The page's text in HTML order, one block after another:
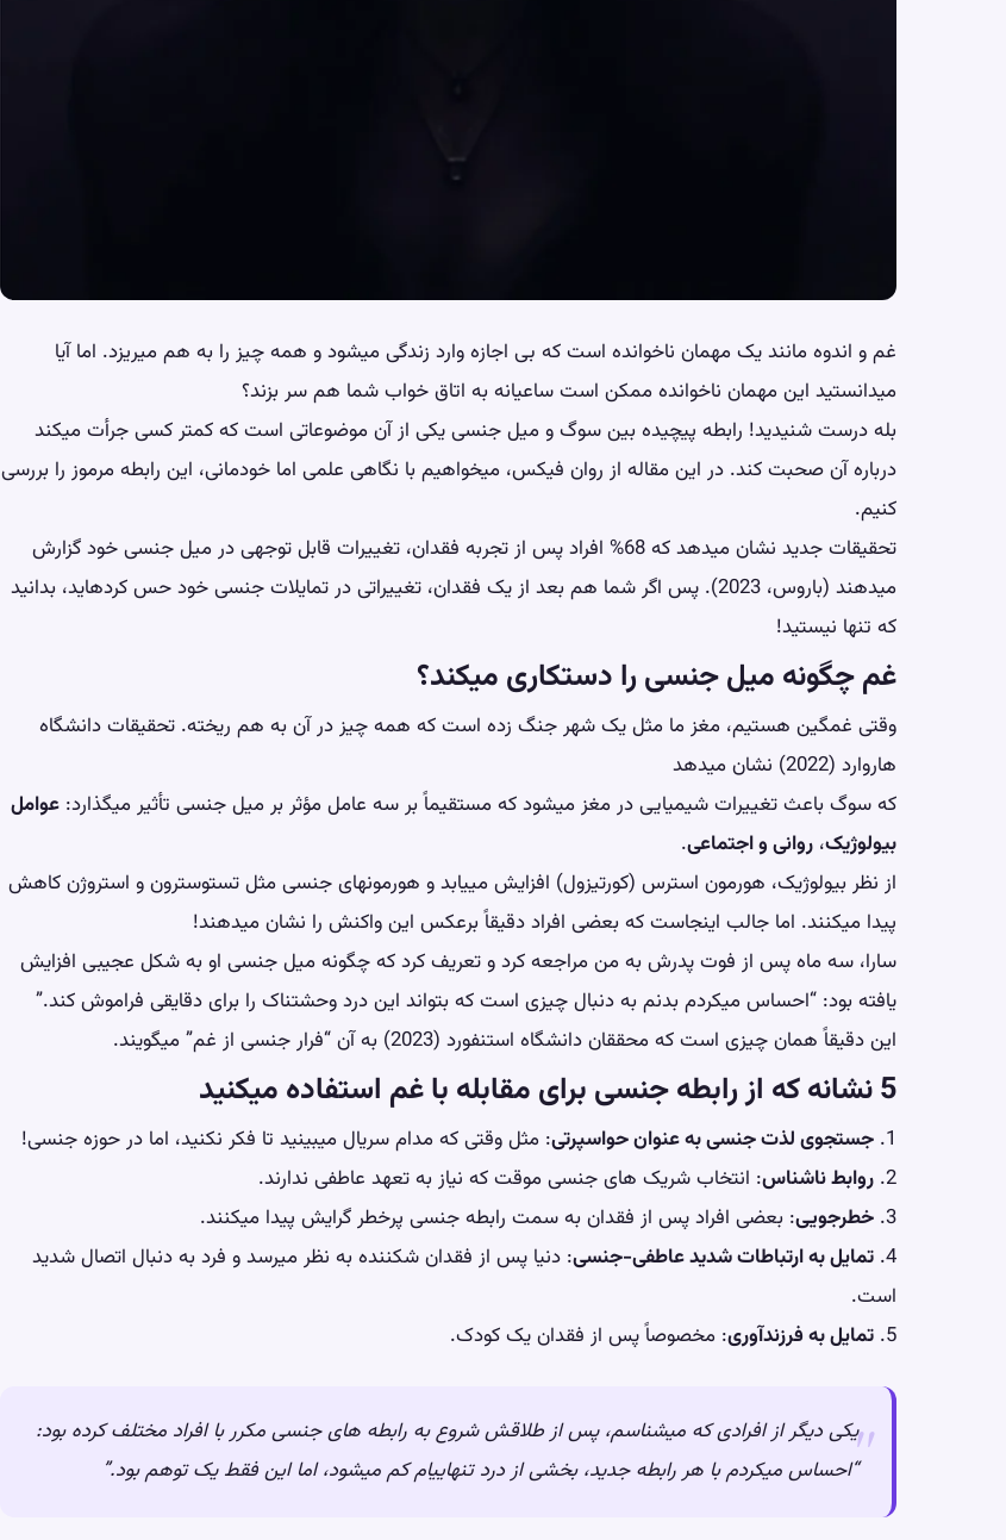
غم و اندوه مانند یک مهمان ناخوانده است که بی اجازه وارد زندگی میشود و همه چیز را به هم میریزد. اما آیا
میدانستید این مهمان ناخوانده ممکن است ساعیانه به اتاق خواب شما هم سر بزند؟
بله درست شنیدید! رابطه پیچیده بین سوگ و میل جنسی یکی از آن موضوعاتی است که کمتر کسی جرأت میکند
درباره آن صحبت کند. در این مقاله از روان فیکس، میخواهیم با نگاهی علمی اما خودمانی، این رابطه مرموز را بررسی
کنیم.
تحقیقات جدید نشان میدهد که 68% افراد پس از تجربه فقدان، تغییرات قابل توجهی در میل جنسی خود گزارش
میدهند (باروس، 2023). پس اگر شما هم بعد از یک فقدان، تغییراتی در تمایلات جنسی خود حس کردهاید، بدانید
که تنها نیستید!
غم چگونه میل جنسی را دستکاری میکند؟
وقتی غمگین هستیم، مغز ما مثل یک شهر جنگ زده است که همه چیز در آن به هم ریخته. تحقیقات دانشگاه
هاروارد (2022) نشان میدهد
که سوگ باعث تغییرات شیمیایی در مغز میشود که مستقیماً بر سه عامل مؤثر بر میل جنسی تأثیر میگذارد: عوامل
بیولوژیک، روانی و اجتماعی.
از نظر بیولوژیک، هورمون استرس (کورتیزول) افزایش مییابد و هورمونهای جنسی مثل تستوسترون و استروژن کاهش
پیدا میکنند. اما جالب اینجاست که بعضی افراد دقیقاً برعکس این واکنش را نشان میدهند!
سارا، سه ماه پس از فوت پدرش به من مراجعه کرد و تعریف کرد که چگونه میل جنسی او به شکل عجیبی افزایش
یافته بود: “احساس میکردم بدنم به دنبال چیزی است که بتواند این درد وحشتناک را برای دقایقی فراموش کند.”
این دقیقاً همان چیزی است که محققان دانشگاه استنفورد (2023) به آن “فرار جنسی از غم” میگویند.
5 نشانه که از رابطه جنسی برای مقابله با غم استفاده میکنید
1. جستجوی لذت جنسی به عنوان حواسپرتی: مثل وقتی که مدام سریال میبینید تا فکر نکنید، اما در حوزه جنسی!
2. روابط ناشناس: انتخاب شریک های جنسی موقت که نیاز به تعهد عاطفی ندارند.
3. خطرجویی: بعضی افراد پس از فقدان به سمت رابطه جنسی پرخطر گرایش پیدا میکنند.
4. تمایل به ارتباطات شدید عاطفی-جنسی: دنیا پس از فقدان شکننده به نظر میرسد و فرد به دنبال اتصال شدید
است.
5. تمایل به فرزندآوری: مخصوصاً پس از فقدان یک کودک.
یکی دیگر از افرادی که میشناسم، پس از طلاقش شروع به رابطه های جنسی مکرر با افراد مختلف کرده بود:
“احساس میکردم با هر رابطه جدید، بخشی از درد تنهاییام کم میشود، اما این فقط یک توهم بود.”